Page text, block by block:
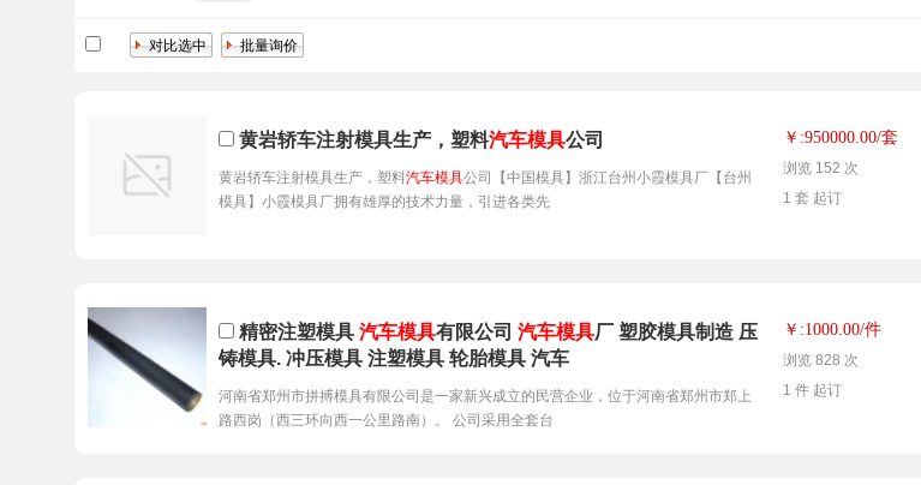
黄岩轿车注射模具生产，塑料汽车模具公司
黄岩轿车注射模具生产，塑料汽车模具公司【中国模具】浙江台州小霞模具厂【台州
模具】小霞模具厂拥有雄厚的技术力量，引进各类先
￥:950000.00/套
浏览 152 次
1 套 起订
精密注塑模具 汽车模具有限公司 汽车模具厂 塑胶模具制造 压
铸模具. 冲压模具 注塑模具 轮胎模具 汽车
河南省郑州市拼搏模具有限公司是一家新兴成立的民营企业，位于河南省郑州市郑上
路西岗（西三环向西一公里路南）。 公司采用全套台
￥:1000.00/件
浏览 828 次
1 件 起订